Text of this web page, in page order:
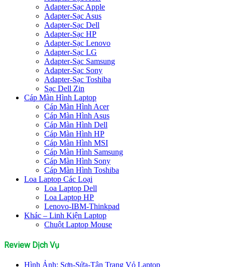
Adapter-Sạc Apple
Adapter-Sạc Asus
Adapter-Sạc Dell
Adapter-Sạc HP
Adapter-Sạc Lenovo
Adapter-Sạc LG
Adapter-Sạc Samsung
Adapter-Sạc Sony
Adapter-Sạc Toshiba
Sạc Dell Zin
Cáp Màn Hình Laptop
Cáp Màn Hình Acer
Cáp Màn Hình Asus
Cáp Màn Hình Dell
Cáp Màn Hình HP
Cáp Màn Hình MSI
Cáp Màn Hình Samsung
Cáp Màn Hình Sony
Cáp Màn Hình Toshiba
Loa Laptop Các Loại
Loa Laptop Dell
Loa Laptop HP
Lenovo-IBM-Thinkpad
Khác – Linh Kiện Laptop
Chuột Laptop Mouse
Review Dịch Vụ
Hình Ảnh: Sơn-Sửa-Tân Trang Vỏ Laptop